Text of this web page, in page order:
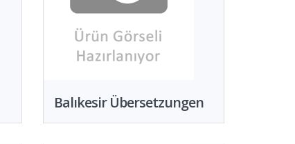
Balıkesir Übersetzungen